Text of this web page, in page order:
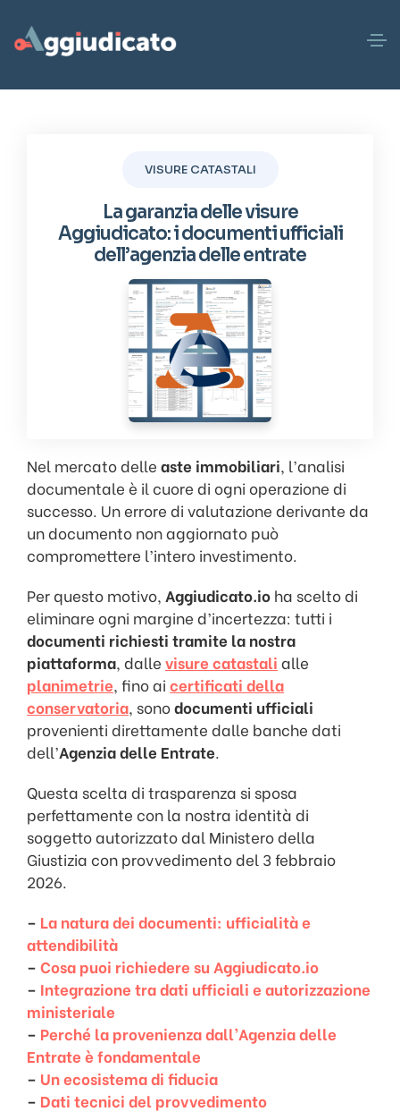
VISURE CATASTALI
La garanzia delle visure
Aggiudicato: i documenti ufficiali
dell’agenzia delle entrate
Nel mercato delle aste immobiliari, l’analisi
documentale è il cuore di ogni operazione di
successo. Un errore di valutazione derivante da
un documento non aggiornato può
compromettere l’intero investimento.
Per questo motivo, Aggiudicato.io ha scelto di
eliminare ogni margine d’incertezza: tutti i
documenti richiesti tramite la nostra
piattaforma, dalle visure catastali alle
planimetrie, fino ai certificati della
conservatoria, sonodocumenti ufficiali
provenienti direttamente dalle banche dati
dell’Agenzia delle Entrate.
Questa scelta di trasparenza si sposa
perfettamente con la nostra identità di
soggetto autorizzato dal Ministero della
Giustizia con provvedimento del 3 febbraio
2026.
– La natura dei documenti: ufficialità e
attendibilità
– Cosa puoi richiedere su Aggiudicato.io
– Integrazione tra dati ufficiali e autorizzazione
ministeriale
– Perché la provenienza dall’Agenzia delle
Entrate è fondamentale
– Un ecosistema di fiducia
– Dati tecnici del provvedimento